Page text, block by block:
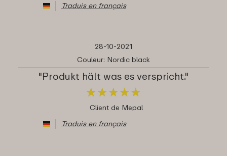
Traduis en français
28-10-2021
Couleur: Nordic black
"Produkt hält was es verspricht."
★★★★★
★★★★★
Client de Mepal
Traduis en français